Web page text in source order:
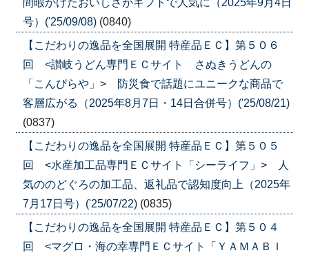
号）('25/09/08) (0840)
【こだわりの逸品を全国展開 特産品ＥＣ】第５０６
回 <讃岐うどん専門ＥＣサイト さぬきうどんの
「こんぴらや」> 防災食で話題にユニークな商品で
客層広がる（2025年8月7日・14日合併号）('25/08/21)
(0837)
【こだわりの逸品を全国展開 特産品ＥＣ】第５０５
回 <水産加工品専門ＥＣサイト「シーライフ」> 人
気ののどぐろの加工品、返礼品で認知度向上（2025年
7月17日号）('25/07/22) (0835)
【こだわりの逸品を全国展開 特産品ＥＣ】第５０４
回 <マグロ・海の幸専門ＥＣサイト「ＹＡＭＡＢＩ